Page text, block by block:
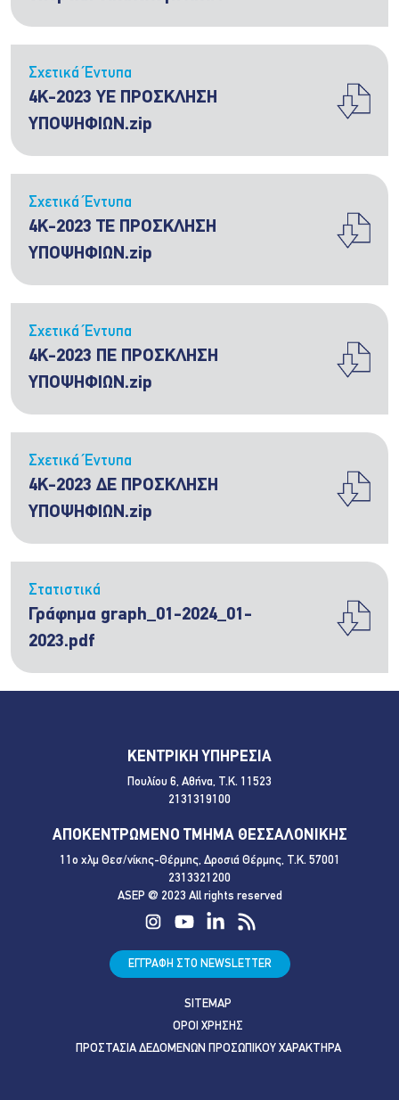
Σχετικά Έντυπα
4Κ-2023 ΥΕ ΠΡΟΣΚΛΗΣΗ
ΥΠΟΨΗΦΙΩΝ.zip
Σχετικά Έντυπα
4Κ-2023 ΤΕ ΠΡΟΣΚΛΗΣΗ
ΥΠΟΨΗΦΙΩΝ.zip
Σχετικά Έντυπα
4Κ-2023 ΠΕ ΠΡΟΣΚΛΗΣΗ
ΥΠΟΨΗΦΙΩΝ.zip
Σχετικά Έντυπα
4Κ-2023 ΔΕ ΠΡΟΣΚΛΗΣΗ
ΥΠΟΨΗΦΙΩΝ.zip
Στατιστικά
Γράφημα graph_01-2024_01-
2023.pdf
ΚΕΝΤΡΙΚΗ ΥΠΗΡΕΣΙΑ
Πουλίου 6, Αθήνα, Τ.Κ. 11523
2131319100
ΑΠΟΚΕΝΤΡΩΜΕΝΟ ΤΜΗΜΑ ΘΕΣΣΑΛΟΝΙΚΗΣ
11ο χλμ Θεσ/νίκης-Θέρμης, Δροσιά Θέρμης, Τ.Κ. 57001
2313321200
ASEP @ 2023 All rights reserved
ΕΓΓΡΑΦΗ ΣΤΟ NEWSLETTER
SITEMAP
ΟΡΟΙ ΧΡΗΣΗΣ
ΠΡΟΣΤΑΣΙΑ ΔΕΔΟΜΕΝΩΝ ΠΡΟΣΩΠΙΚΟΥ ΧΑΡΑΚΤΗΡΑ